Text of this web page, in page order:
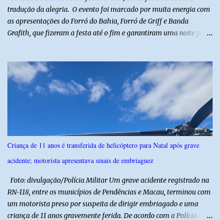
tradução da alegria. O evento foi marcado por muita energia com
as apresentações do Forró do Bahia, Forró de Griff e Banda
Grafith, que fizeram a festa até o fim e garantiram uma noite para
tradicional Quadrilha das Quengas tomou conta das ruas do Alto
com muita criatividade, alegria e irreverência, levando o público a
acompanhar cada passo desse grande cortejo que já faz parte da
identidade da festa. Entre risos, tradição e muita animação, a
Quadrilha das Quengas mostrou mais uma vez que cultura
popular também é feita de diversão e de um povo que sabe
da administração da Prefeita Dra. Raquel com o resgate e a
valorização das tradições, unindo grandes atrações musicais e
Criança de 11 anos é transferida de helicóptero para Natal após grave
acidente; motorista apresentava sinais de embriaguez
Foto: divulgação/Polícia Militar Um grave acidente registrado na
RN-118, entre os municípios de Pendências e Macau, terminou com
um motorista preso por suspeita de dirigir embriagado e uma
criança de 11 anos gravemente ferida. De acordo com a Polícia